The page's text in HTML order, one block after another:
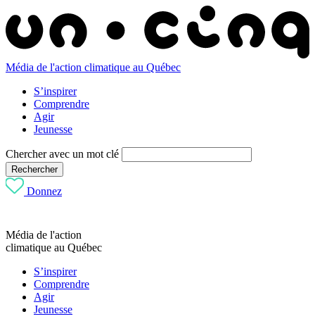
Média de l'action climatique au Québec
S’inspirer
Comprendre
Agir
Jeunesse
Chercher avec un mot clé
Rechercher
Donnez
Média de l'action
climatique au Québec
S’inspirer
Comprendre
Agir
Jeunesse